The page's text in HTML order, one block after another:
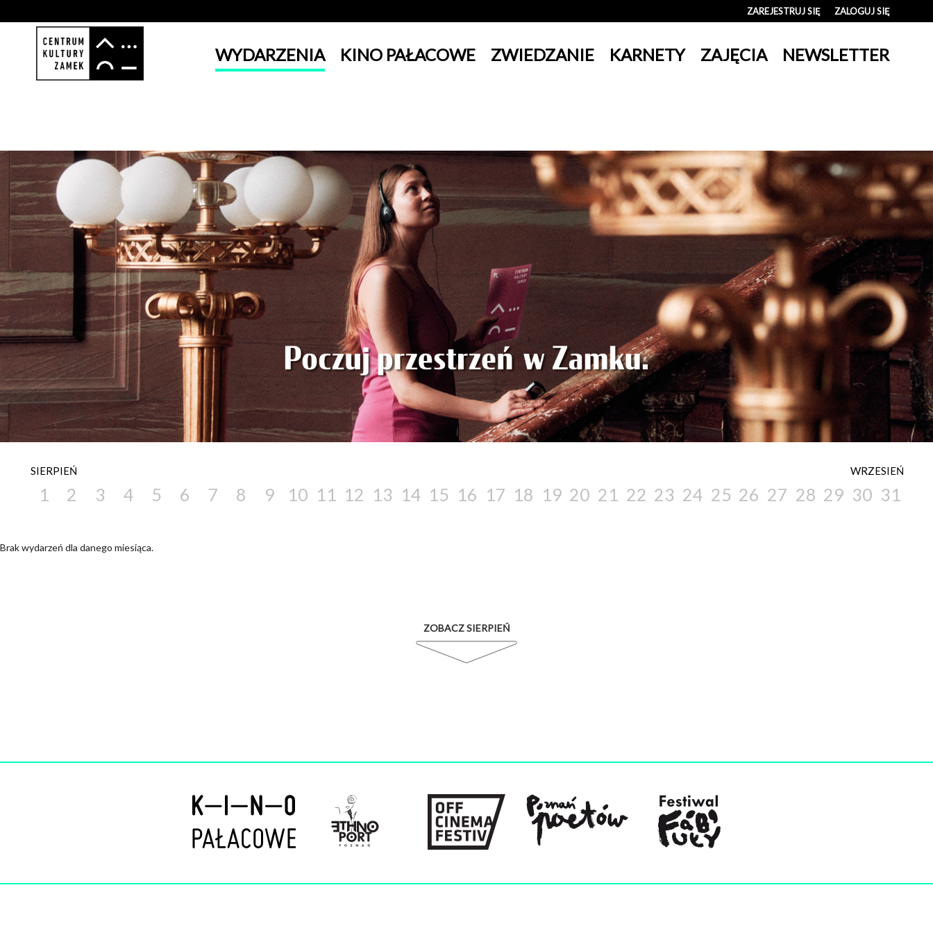
ZAREJESTRUJ SIĘ ZALOGUJ SIĘ
WYDARZENIA KINO PAŁACOWE ZWIEDZANIE KARNETY ZAJĘCIA NEWSLETTER
SIERPIEŃ WRZESIEŃ
1 2 3 4 5 6 7 8 9 10 11 12 13 14 15 16 17 18 19 20 21 22 23 24 25 26 27 28 29 30 31
Brak wydarzeń dla danego miesiąca.
ZOBACZ SIERPIEŃ